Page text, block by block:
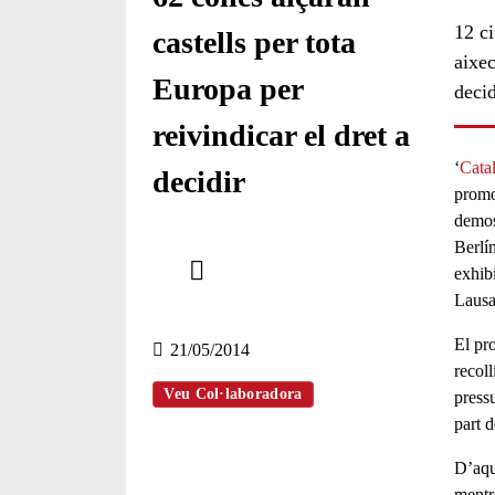
castells per tota
Europa per
reivindicar el dret a
decidir
21/05/2014
Veu Col·laboradora
12
‘
El
part